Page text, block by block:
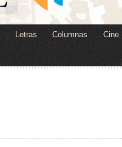
Letras Columnas Cine